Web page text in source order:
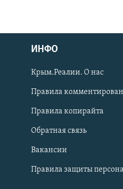
ИНФО
Крым.Реалии. О нас
Правила
Правила копирайта
Обратная связь
Вакансии
Правила защиты